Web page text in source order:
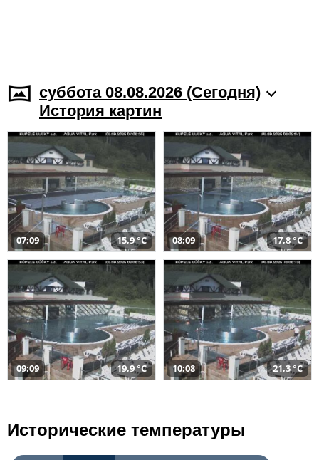
суббота 08.08.2026 (Cегодня)
История картин
07:09 15,9 °C 08:09 17,8 °C
09:09 19,9 °C 10:08 21,3 °C
Исторические температуры